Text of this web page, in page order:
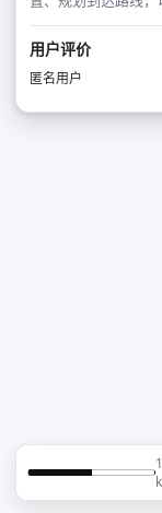
用户评价
匿名用户